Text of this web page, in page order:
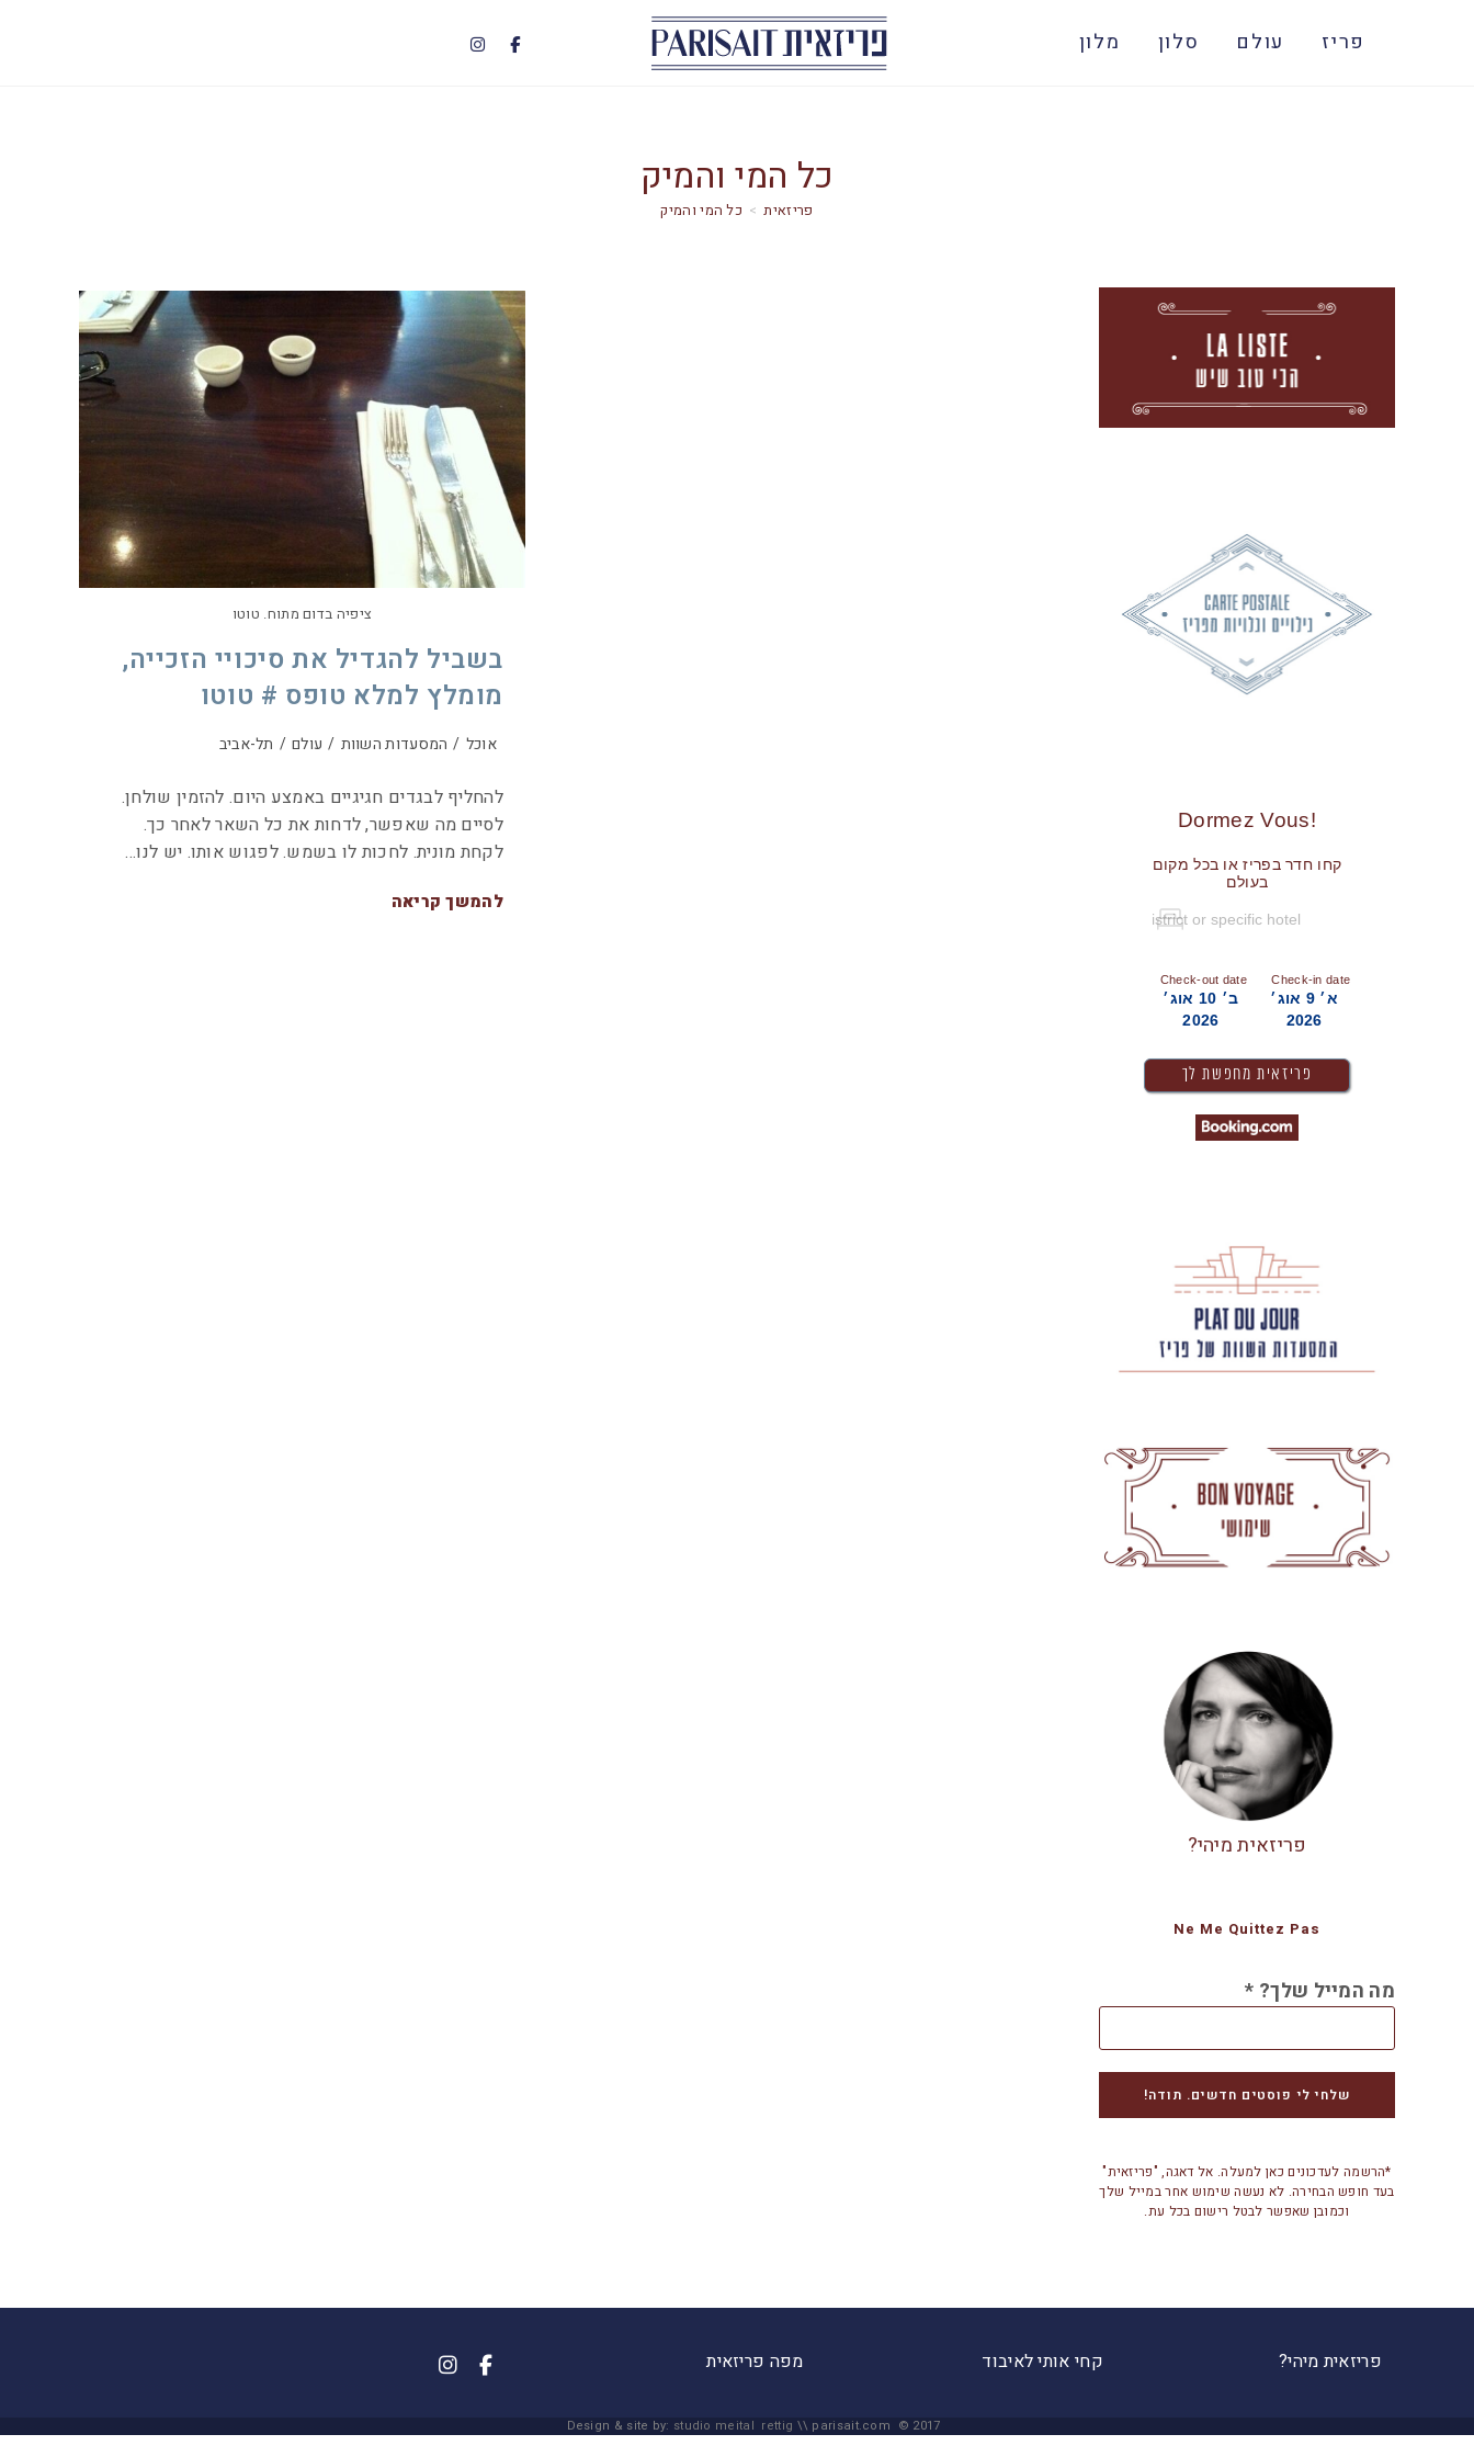
פריז עולם סלון מלון
כל המי והמיק
> כל המי והמיק
ציפיה בדום מתוח. טוטו
בשביל להגדיל את סיכויי הזכייה,
מומלץ למלא טופס # טוטו
אוכל / המסעדות השוות / עולם / תל-אביב
להחליף לבגדים חגיגיים באמצע היום. להזמין שולחן.
לסיים מה שאפשר, לדחות את כל השאר לאחר כך.
לקחת מונית. לחכות לו בשמש. לפגוש אותו. יש לנו…
להמשך קריאה
!Dormez Vous
קחו חדר בפריז או בכל מקום
בעולם
Check-in date
א׳ 9 אוג׳
2026
Check-out date
ב׳ 10 אוג׳
2026
פריזאית מיהי?
Ne Me Quittez Pas
מה המייל שלך? *
*הרשמה לעדכונים כאן למעלה. אל דאגה, "פריזאית"
בעד חופש הבחירה. לא נעשה שימוש אחר במייל שלך
וכמובן שאפשר לבטל רישום בכל עת.
פריזאית מיהי? קחי אותי לאיבוד מפה פריזאית
Design & site by: studio meital rettig \\ parisait.com © 2017